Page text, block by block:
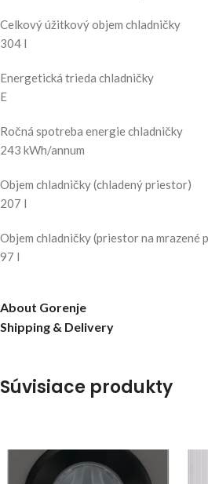
Celkový úžitkový objem chladničky
304 l
Energetická trieda chladničky
E
Ročná spotreba energie chladničky
243 kWh/annum
Objem chladničky (chladený priestor)
207 l
Objem chladničky (priestor na mrazené
97 l
About Gorenje
Shipping & Delivery
Súvisiace produkty